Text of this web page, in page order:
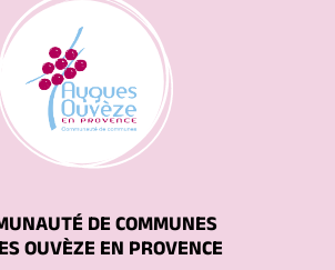
DE COMMUNES
OUVÈZE EN PROVENCE